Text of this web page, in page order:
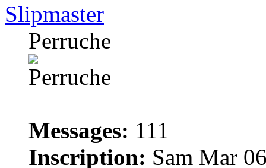
Slipmaster
Perruche
Messages: 111
Inscription: Sam Mar